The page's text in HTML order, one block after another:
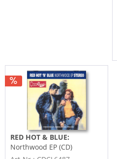
RED HOT & BLUE:
Northwood EP (CD)